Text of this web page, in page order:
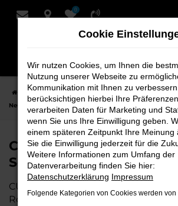
Zum
0
Startseite Rotenburg CUPRA CUPRA
Neuwagen bei Schmidt + Koch für Rotenburg
CUPRA Ateca
Schmidt + Koch für
CUPRA Ateca ist die perfekte Wahl
Rotenburg einenNeuwagen
Cookie
Wir nutzen Cookies, um Ihnen die
Nutzung unserer Webseite zu
Kommunikation mit Ihnen zu
berücksichtigen hierbei Ihre
verarbeiten Daten für Marketing und
wenn Sie uns Ihre Einwilligung geben.
einem späteren Zeitpunkt Ihre Meinung
Sie die Einwilligung jederzeit für die
Weitere Informationen zum Umfang der
Datenverarbeitung finden Sie hier:
Datenschutzerklärung Impressum
Folgende Kategorien von Cookies werden